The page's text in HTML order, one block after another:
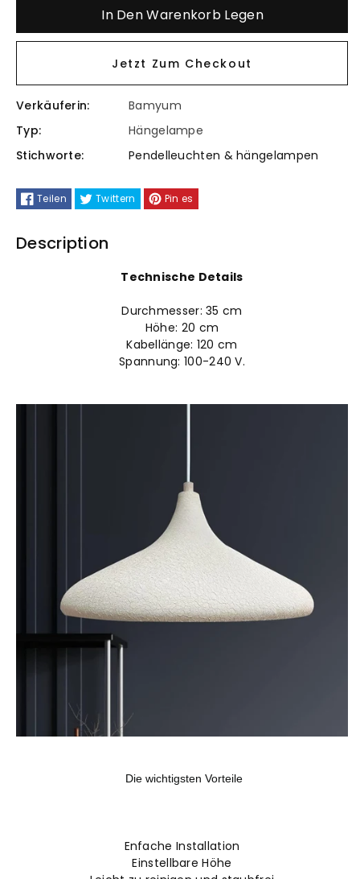
Menge
für
Handgemalte
Hängelampe
Esstisch
die
Menge
für
Handgemalte
Hängelampe
Esstisch
In Den Warenkorb Legen
Jetzt Zum Checkout
Verkäuferin:
Bamyum
Typ:
Hängelampe
Stichworte:
Pendelleuchten & hängelampen
Teilen Twittern Pin es
Description
Technische Details
Durchmesser: 35 cm
Höhe: 20 cm
Kabellänge: 120 cm
Spannung: 100-240 V.
Die wichtigsten Vorteile
Enfache Installation
Einstellbare Höhe